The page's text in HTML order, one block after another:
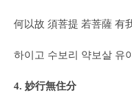
何以故 須菩提 若菩薩 有
하이고 수보리 약보살 유
4. 妙行無住分